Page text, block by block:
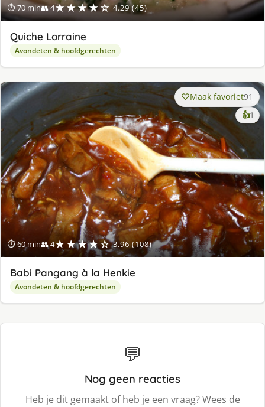
⏱ 70 min👥 4★★★★☆ 4.29 (45)
Quiche Lorraine
Avondeten & hoofdgerechten
⏱ 60 min👥 4★★★★☆ 3.96 (108)
Maak favoriet91
👍1
Babi Pangang à la Henkie
Avondeten & hoofdgerechten
💬
Nog geen reacties
Heb je dit gemaakt of heb je een vraag? Wees de